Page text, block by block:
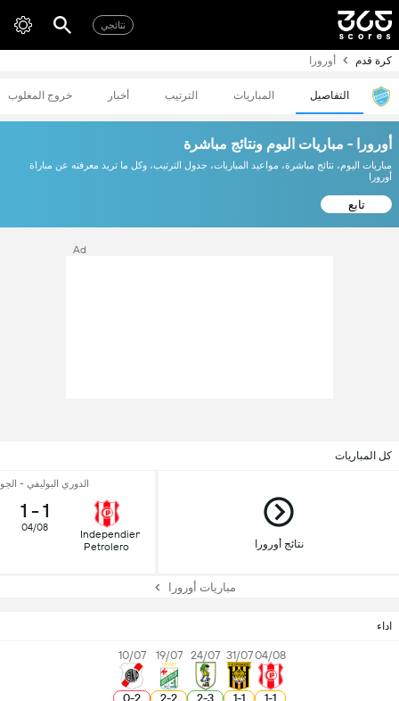
نتائجي
كرة قدم أورورا
التفاصيل المباريات الترتيب أخبار خروج المغلوب
أورورا - مباريات اليوم ونتائج مباشرة
مباريات اليوم، نتائج مباشرة، مواعيد المباريات، جدول الترتيب، وكل ما تريد معرفته عن مباراة
أورورا
تابع
Ad
كل المباريات
نتائج أورورا
الدوري البوليفي -
Independiente
Petrolero
1
-
1
04/08
مباريات أورورا
اداء
04/08
1
-
1
31/07
1
-
1
24/07
3
-
2
19/07
2
-
2
10/07
2
-
0